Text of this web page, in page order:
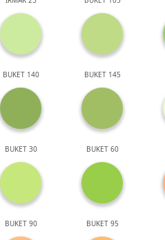
BUKET 140 BUKET 145
BUKET 30 BUKET 60
BUKET 90 BUKET 95